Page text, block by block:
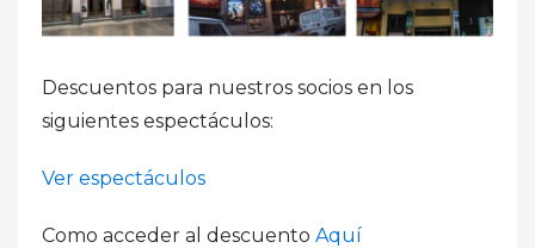
Descuentos para nuestros socios en los
siguientes espectáculos:
Ver espectáculos
Como acceder al descuento Aquí